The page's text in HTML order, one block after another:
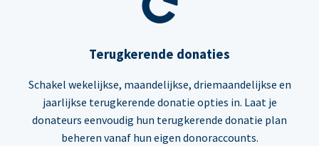
Terugkerende donaties
Schakel wekelijkse, maandelijkse, driemaandelijkse en
jaarlijkse terugkerende donatie opties in. Laat je
donateurs eenvoudig hun terugkerende donatie plan
beheren vanaf hun eigen donoraccounts.